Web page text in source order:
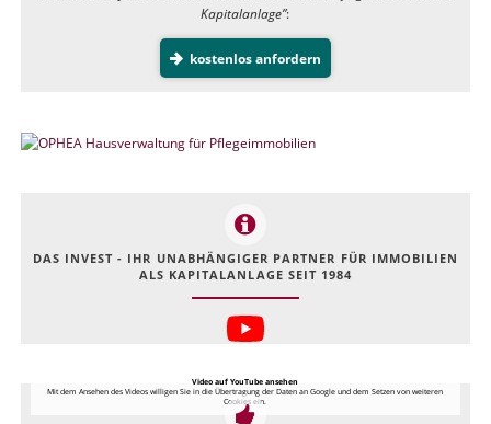
Kapitalanlage”:
kostenlos anfordern
DAS INVEST - IHR UNABHÄNGIGER PARTNER FÜR IMMOBILIEN
ALS KAPITALANLAGE SEIT 1984
Video auf YouTube ansehen
Mit dem Ansehen des Videos willigen Sie in die Übertragung der Daten an Google und dem Setzen von weiteren
Cookies ein.